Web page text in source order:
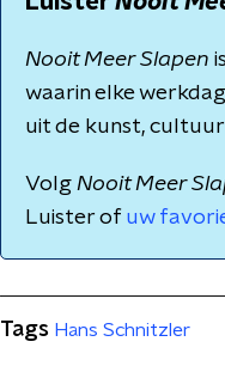
Nooit Meer Slapen
waarin elke
uit de kunst,
Volg Nooit Meer
Luister of uw
Tags Hans Schnitzler